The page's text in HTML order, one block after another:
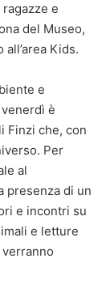
e
del Museo,
Kids.
e
è
Finzi che, con
Per
al
presenza di un
e incontri su
e letture